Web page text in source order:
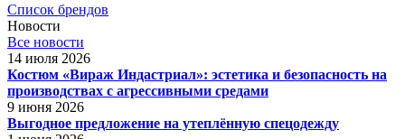
Список брендов
Новости
Все новости
14 июля 2026
Костюм «Вираж Индастриал»: эстетика и безопасность на
производствах с агрессивными средами
9 июня 2026
Выгодное предложение на утеплённую спецодежду